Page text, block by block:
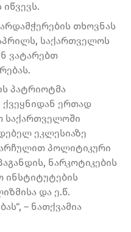
თხოვნას
საქართველოს
ვატარებთ
პატრიოტმა
ერთად
საქართველოში
ეკლესიაზე
პოლიტიკური
ნარკოტიკების
ინსტიტუტების
და ე.წ.
– ნათქვამია